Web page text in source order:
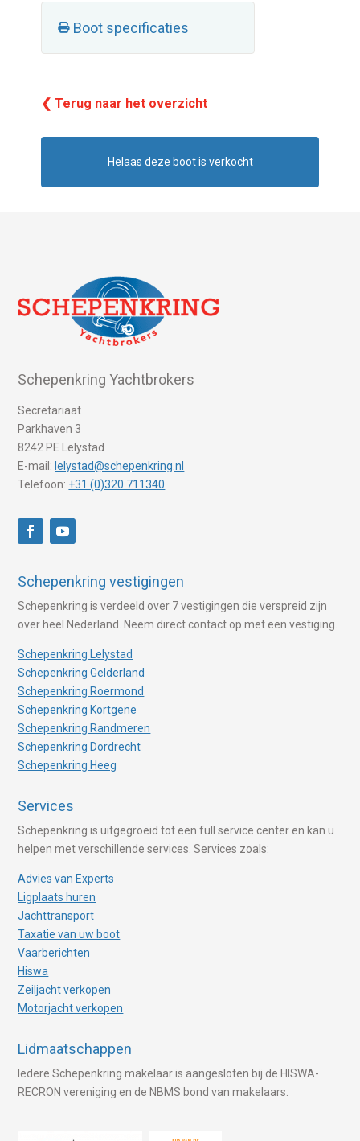
Boot specificaties
❮ Terug naar het overzicht
Helaas deze boot is verkocht
Schepenkring Yachtbrokers
Secretariaat
Parkhaven 3
8242 PE Lelystad
E-mail: lelystad@schepenkring.nl
Telefoon: +31 (0)320 711340
Schepenkring vestigingen
Schepenkring is verdeeld over 7 vestigingen die verspreid zijn
over heel Nederland. Neem direct contact op met een vestiging.
Schepenkring Lelystad
Schepenkring Gelderland
Schepenkring Roermond
Schepenkring Kortgene
Schepenkring Randmeren
Schepenkring Dordrecht
Schepenkring Heeg
Services
Schepenkring is uitgegroeid tot een full service center en kan u
helpen met verschillende services. Services zoals:
Advies van Experts
Ligplaats huren
Jachttransport
Taxatie van uw boot
Vaarberichten
Hiswa
Zeiljacht verkopen
Motorjacht verkopen
Lidmaatschappen
Iedere Schepenkring makelaar is aangesloten bij de HISWA-
RECRON vereniging en de NBMS bond van makelaars.